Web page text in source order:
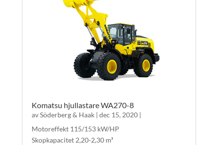
Komatsu hjullastare WA270-8
avSöderberg & Haak| dec 15, 2020|
Motoreffekt 115/153 kW/HP
Skopkapacitet 2,20-2,30 m³